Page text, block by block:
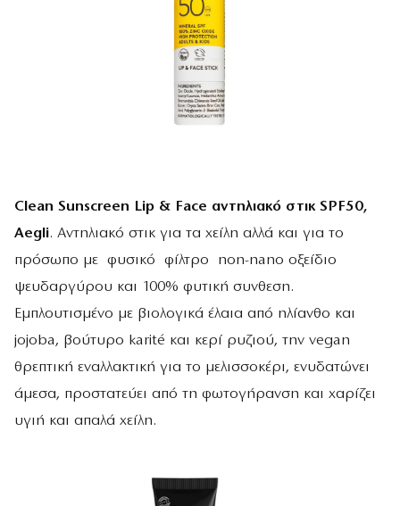
Clean Sunscreen Lip & Face αντηλιακό στικSPF50,
Aegli. Αντηλιακό στικ για τα χείλη αλλά και για το
πρόσωπο με φυσικό φίλτρο non-nano οξείδιο
ψευδαργύρου και 100% φυτική συνθεση.
Εμπλουτισμένο με βιολογικά έλαια από ηλίανθο και
jojoba, βούτυρο karité και κερί ρυζιού, την vegan
θρεπτική εναλλακτική για το μελισσοκέρι, ενυδατώνει
άμεσα, προστατεύει από τη φωτογήρανση και χαρίζει
υγιή και απαλά χείλη.